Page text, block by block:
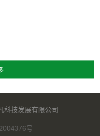
科技发展有限公司
号